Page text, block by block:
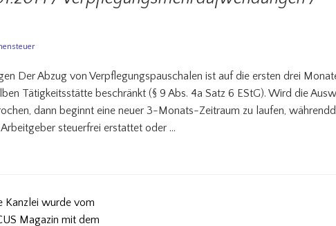
Der Abzug von Verpflegungspauschalen ist auf die ersten drei
Tätigkeitsstätte beschränkt (§ 9 Abs. 4a Satz 6 EStG). Wird die
dann beginnt eine neuer 3-Monats-Zeitraum zu laufen,
steuerfrei erstattet oder …
Kanzlei wurde vom
Magazin mit dem